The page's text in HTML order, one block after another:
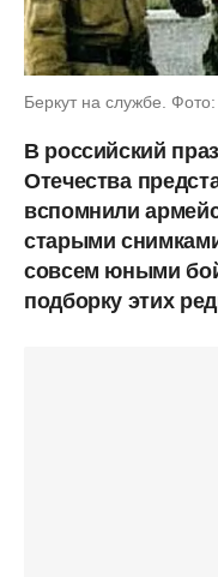
Беркут на службе.
В российский
Отечества
вспомнили
старыми
совсем юными
подборку этих